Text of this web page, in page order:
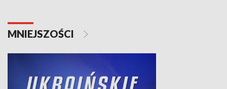
MNIEJSZOŚCI